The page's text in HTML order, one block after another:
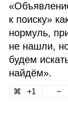
к поиску»
нормуль,
не нашли,
будем
найдём».
1